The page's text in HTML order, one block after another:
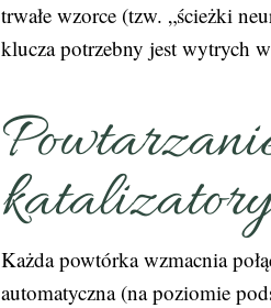
trwałe wzorce (tzw. „ścieżki
klucza potrzebny jest wytrych
Każda powtórka wzmacnia
automatyczna (na poziomie